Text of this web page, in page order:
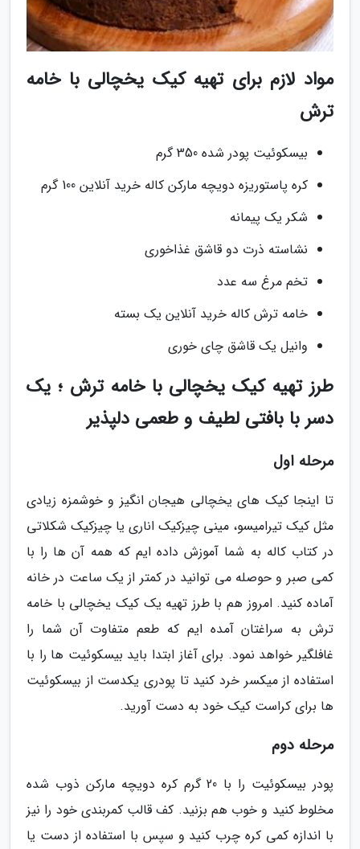
مواد لازم برای تهیه کیک یخچالی با خامه
ترش
بیسکوئیت پودر شده 350 گرم
کره پاستوریزه دویچه مارکن کاله خرید آنلاین 100 گرم
شکر یک پیمانه
نشاسته ذرت دو قاشق غذاخوری
تخم مرغ سه عدد
خامه ترش کاله خرید آنلاین یک بسته
وانیل یک قاشق چای خوری
طرز تهیه کیک یخچالی با خامه ترش ؛ یک
دسر با بافتی لطیف و طعمی دلپذیر
مرحله اول
تا اینجا کیک های یخچالی هیجان انگیز و خوشمزه زیادی
مثل کیک تیرامیسو، مینی چیزکیک اناری یا چیزکیک شکلاتی
در کتاب کاله به شما آموزش داده ایم که همه آن ها را با
کمی صبر و حوصله می توانید در کمتر از یک ساعت در خانه
آماده کنید. امروز هم با طرز تهیه یک کیک یخچالی با خامه
ترش به سراغتان آمده ایم که طعم متفاوت آن شما را
غافلگیر خواهد نمود. برای آغاز ابتدا باید بیسکوئیت ها را با
استفاده از میکسر خرد کنید تا پودری یکدست از بیسکوئیت
ها برای کراست کیک خود به دست آورید.
مرحله دوم
پودر بیسکوئیت را با 20 گرم کره دویچه مارکن ذوب شده
مخلوط کنید و خوب هم بزنید. کف قالب کمربندی خود را نیز
با اندازه کمی کره چرب کنید و سپس با استفاده از دست یا